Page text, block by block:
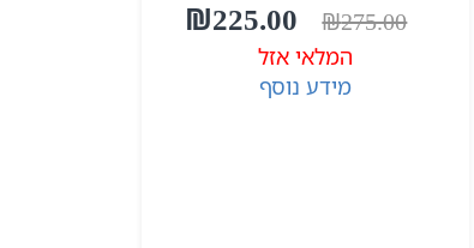
₪275.00
המחיר
המקורי
היה:
₪275.00.
₪225.00
המלאי אזל
מידע נוסף